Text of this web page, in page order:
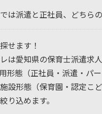
は派遣と正社員、どちら
せます！
は愛知県の保育士派遣求
形態（正社員・派遣・パ
設形態（保育園・認定こ
り込めます。